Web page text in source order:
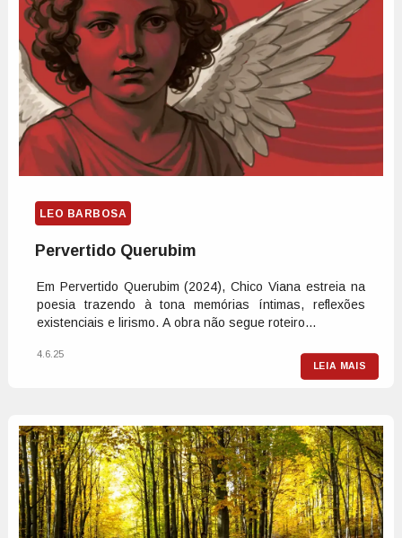
LEO BARBOSA
Pervertido Querubim
Em Pervertido Querubim (2024), Chico Viana estreia na
poesia trazendo à tona memórias íntimas, reflexões
existenciais e lirismo. A obra não segue roteiro...
LEIA MAIS
4.6.25